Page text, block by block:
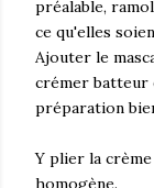
préalable,
ce qu'elles
Ajouter le
crémer batteur
préparation
Y plier la
homogène.